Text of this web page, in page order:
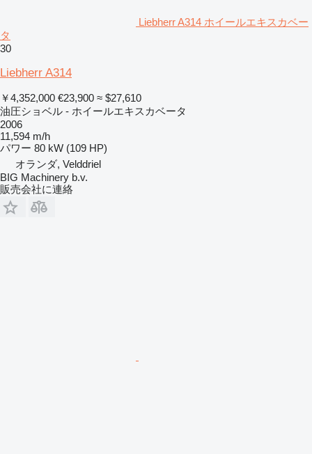
Liebherr A314 ホイールエキスカベー
タ
30
Liebherr A314
￥4,352,000 €23,900 ≈ $27,610
油圧ショベル - ホイールエキスカベータ
2006
11,594 m/h
パワー 80 kW (109 HP)
オランダ, Velddriel
BIG Machinery b.v.
販売会社に連絡